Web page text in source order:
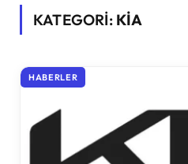
KATEGORİ: KIA
HABERLER